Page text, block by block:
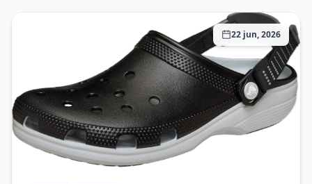
22 jun, 2026